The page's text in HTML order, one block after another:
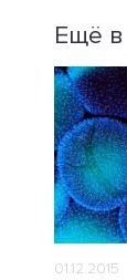
Ещё в
01.12.2015